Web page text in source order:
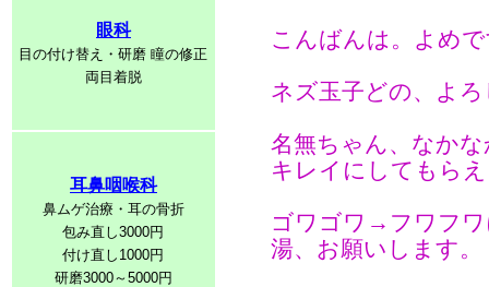
眼科
目の付け替え・研磨 瞳の修正
両目着脱
耳鼻咽喉科
鼻ムゲ治療・耳の骨折
包み直し3000円
付け直し1000円
研磨3000～5000円
こんばんは。よめ
ネズ玉子どの、よ
名無ちゃん、なか
キレイにしてもら
ゴワゴワ→フワフ
湯、お願いします。